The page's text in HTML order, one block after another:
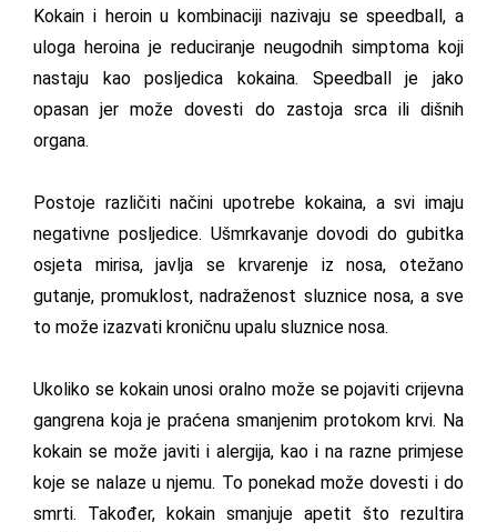
Kokain i heroin u kombinaciji nazivaju se speedball, a
uloga heroina je reduciranje neugodnih simptoma koji
nastaju kao posljedica kokaina. Speedball je jako
opasan jer može dovesti do zastoja srca ili dišnih
organa.
Postoje različiti načini upotrebe kokaina, a svi imaju
negativne posljedice. Ušmrkavanje dovodi do gubitka
osjeta mirisa, javlja se krvarenje iz nosa, otežano
gutanje, promuklost, nadraženost sluznice nosa, a sve
to može izazvati kroničnu upalu sluznice nosa.
Ukoliko se kokain unosi oralno može se pojaviti crijevna
gangrena koja je praćena smanjenim protokom krvi. Na
kokain se može javiti i alergija, kao i na razne primjese
koje se nalaze u njemu. To ponekad može dovesti i do
smrti. Također, kokain smanjuje apetit što rezultira